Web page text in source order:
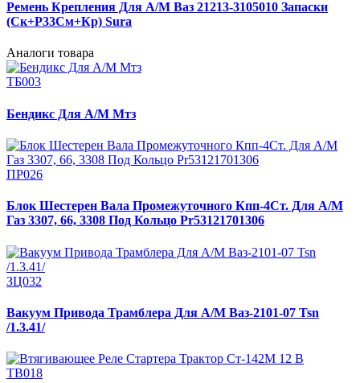
Ремень Крепления Для А/М Ваз 21213-3105010 Запаски
(Ск+Р33См+Кр) Sura
Аналоги товара
ТБ003
Бендикс Для А/М Мтз
ПР026
Блок Шестерен Вала Промежуточного Кпп-4Ст. Для А/М
Газ 3307, 66, 3308 Под Кольцо Pr53121701306
ЗЦ032
Вакуум Привода Трамблера Для А/М Ваз-2101-07 Tsn
/1.3.41/
ТВ018